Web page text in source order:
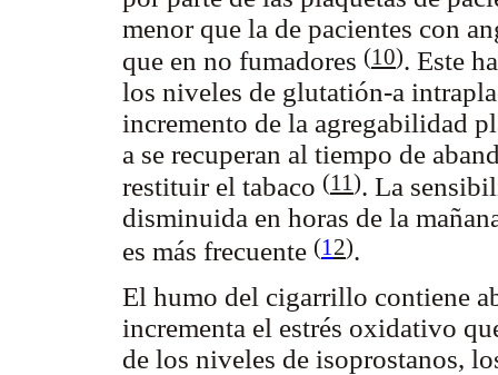
menor que la de pacientes con
que en no fumadores (10). Este
los niveles de glutatión-a
incremento de la agregabilidad
a se recuperan al tiempo de
restituir el tabaco (11). La
disminuida en horas de la
es más frecuente (1 2).
El humo del cigarrillo contiene
incrementa el estrés oxidativo
de los niveles de isoprostanos,